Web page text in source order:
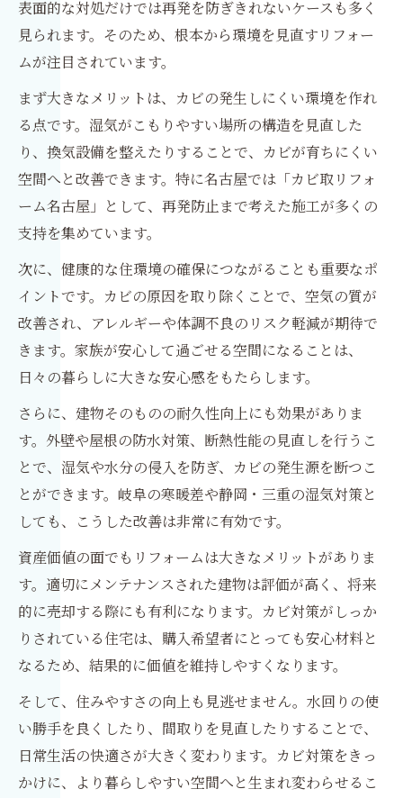
表面的な対処だけでは再発を防ぎきれないケースも多く
見られます。そのため、根本から環境を見直すリフォー
ムが注目されています。
まず大きなメリットは、カビの発生しにくい環境を作れ
る点です。湿気がこもりやすい場所の構造を見直した
り、換気設備を整えたりすることで、カビが育ちにくい
空間へと改善できます。特に名古屋では「カビ取リフォ
ーム名古屋」として、再発防止まで考えた施工が多くの
支持を集めています。
次に、健康的な住環境の確保につながることも重要なポ
イントです。カビの原因を取り除くことで、空気の質が
改善され、アレルギーや体調不良のリスク軽減が期待で
きます。家族が安心して過ごせる空間になることは、
日々の暮らしに大きな安心感をもたらします。
さらに、建物そのものの耐久性向上にも効果がありま
す。外壁や屋根の防水対策、断熱性能の見直しを行うこ
とで、湿気や水分の侵入を防ぎ、カビの発生源を断つこ
とができます。岐阜の寒暖差や静岡・三重の湿気対策と
しても、こうした改善は非常に有効です。
資産価値の面でもリフォームは大きなメリットがありま
す。適切にメンテナンスされた建物は評価が高く、将来
的に売却する際にも有利になります。カビ対策がしっか
りされている住宅は、購入希望者にとっても安心材料と
なるため、結果的に価値を維持しやすくなります。
そして、住みやすさの向上も見逃せません。水回りの使
い勝手を良くしたり、間取りを見直したりすることで、
日常生活の快適さが大きく変わります。カビ対策をきっ
かけに、より暮らしやすい空間へと生まれ変わらせるこ